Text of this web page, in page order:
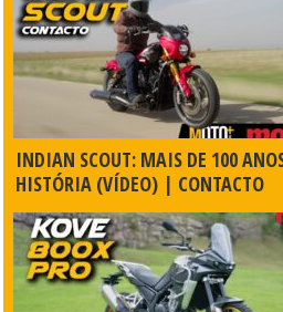
INDIAN SCOUT: MAIS DE 100
HISTÓRIA (VÍDEO) | CONTACTO